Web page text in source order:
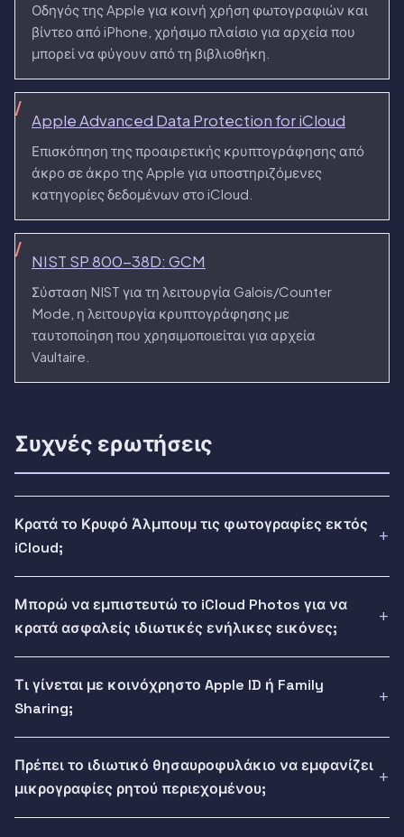
Οδηγός της Apple για κοινή χρήση φωτογραφιών και
βίντεο από iPhone, χρήσιμο πλαίσιο για αρχεία που
μπορεί να φύγουν από τη βιβλιοθήκη.
Apple Advanced Data Protection for iCloud
Επισκόπηση της προαιρετικής κρυπτογράφησης από
άκρο σε άκρο της Apple για υποστηριζόμενες
κατηγορίες δεδομένων στο iCloud.
NIST SP 800-38D: GCM
Σύσταση NIST για τη λειτουργία Galois/Counter
Mode, η λειτουργία κρυπτογράφησης με
ταυτοποίηση που χρησιμοποιείται για αρχεία
Vaultaire.
Συχνές ερωτήσεις
Κρατά το Κρυφό Άλμπουμ τις φωτογραφίες εκτός
iCloud;
Μπορώ να εμπιστευτώ το iCloud Photos για να
κρατά ασφαλείς ιδιωτικές ενήλικες εικόνες;
Τι γίνεται με κοινόχρηστο Apple ID ή Family
Sharing;
Πρέπει το ιδιωτικό θησαυροφυλάκιο να εμφανίζει
μικρογραφίες ρητού περιεχομένου;